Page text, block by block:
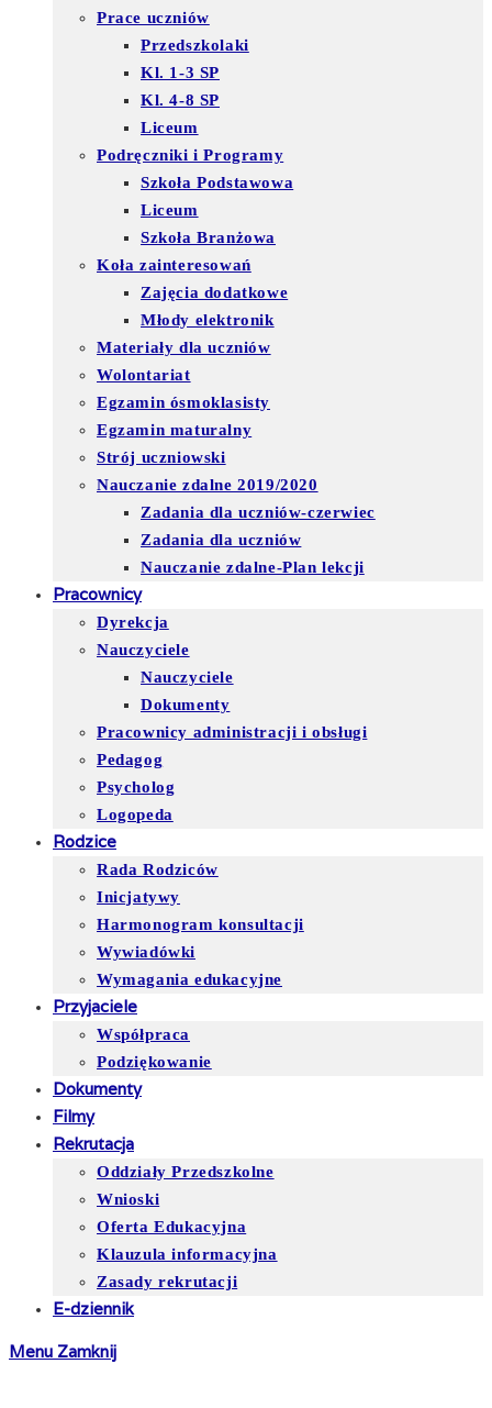
Prace uczniów
Przedszkolaki
Kl. 1-3 SP
Kl. 4-8 SP
Liceum
Podręczniki i Programy
Szkoła Podstawowa
Liceum
Szkoła Branżowa
Koła zainteresowań
Zajęcia dodatkowe
Młody elektronik
Materiały dla uczniów
Wolontariat
Egzamin ósmoklasisty
Egzamin maturalny
Strój uczniowski
Nauczanie zdalne 2019/2020
Zadania dla uczniów-czerwiec
Zadania dla uczniów
Nauczanie zdalne-Plan lekcji
Pracownicy
Dyrekcja
Nauczyciele
Nauczyciele
Dokumenty
Pracownicy administracji i obsługi
Pedagog
Psycholog
Logopeda
Rodzice
Rada Rodziców
Inicjatywy
Harmonogram konsultacji
Wywiadówki
Wymagania edukacyjne
Przyjaciele
Współpraca
Podziękowanie
Dokumenty
Filmy
Rekrutacja
Oddziały Przedszkolne
Wnioski
Oferta Edukacyjna
Klauzula informacyjna
Zasady rekrutacji
E-dziennik
Menu Zamknij